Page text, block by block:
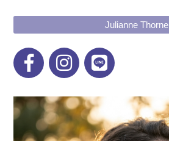
Julianne Thorne